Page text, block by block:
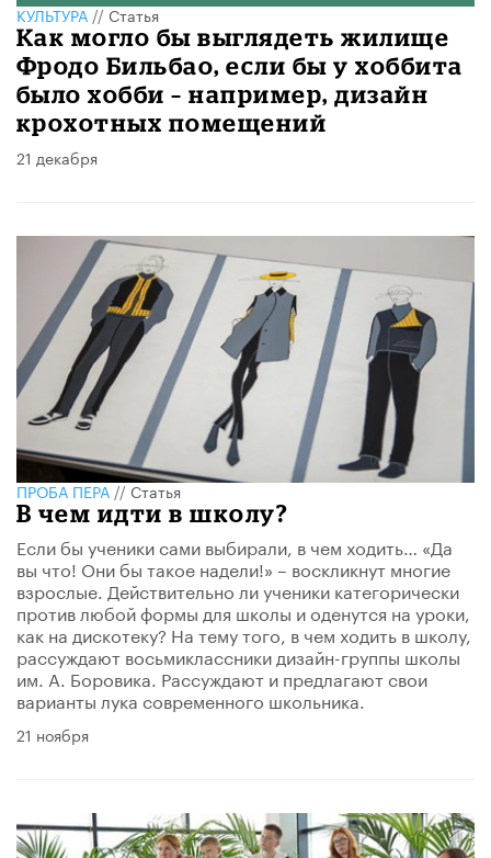
КУЛЬТУРА//Статья
Как могло бы выглядеть жилище
Фродо Бильбао, если бы у хоббита
было хобби – например, дизайн
крохотных помещений
21 декабря
ПРОБА ПЕРА//Статья
В чем идти в школу?
Если бы ученики сами выбирали, в чем ходить… «Да
вы что! Они бы такое надели!» – воскликнут многие
взрослые. Действительно ли ученики категорически
против любой формы для школы и оденутся на уроки,
как на дискотеку? На тему того, в чем ходить в школу,
рассуждают восьмиклассники дизайн-группы школы
им. А. Боровика. Рассуждают и предлагают свои
варианты лука современного школьника.
21 ноября